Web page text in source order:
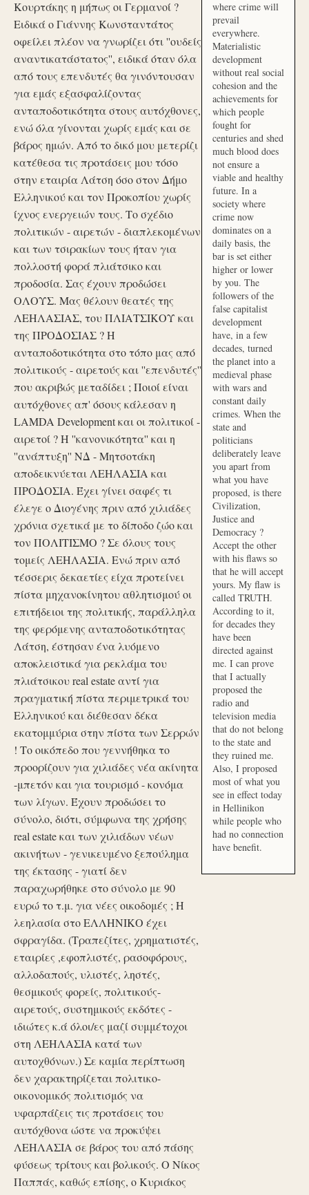
Κουρτάκης η μήπως οι Γερμανοί ?
Ειδικά ο Γιάννης Κωνσταντάτος
οφείλει πλέον να γνωρίζει ότι ''ουδείς
αναντικατάστατος'', ειδικά όταν όλα
από τους επενδυτές θα γινόντουσαν
για εμάς εξασφαλίζοντας
ανταποδοτικότητα στους αυτόχθονες,
ενώ όλα γίνονται χωρίς εμάς και σε
βάρος ημών. Από το δικό μου μετερίζι
κατέθεσα τις προτάσεις μου τόσο
στην εταιρία Λάτση όσο στον Δήμο
Ελληνικού και τον Προκοπίου χωρίς
ίχνος ενεργειών τους. Το σχέδιο
πολιτικών - αιρετών - διαπλεκομένων
και των τσιρακίων τους ήταν για
πολλοστή φορά πλιάτσικο και
προδοσία. Σας έχουν προδώσει
ΟΛΟΥΣ. Μας θέλουν θεατές της
ΛΕΗΛΑΣΙΑΣ, του ΠΛΙΑΤΣΙΚΟΥ και
της ΠΡΟΔΟΣΙΑΣ ? Η
ανταποδοτικότητα στο τόπο μας από
πολιτικούς - αιρετούς και ''επενδυτές''
που ακριβώς μεταδίδει ; Ποιοί είναι
αυτόχθονες απ' όσους κάλεσαν η
LAMDA Development και οι πολιτικοί -
αιρετοί ? Η ''κανονικότητα'' και η
''ανάπτυξη'' ΝΔ - Μητσοτάκη
αποδεικνύεται ΛΕΗΛΑΣΙΑ και
ΠΡΟΔΟΣΙΑ. Έχει γίνει σαφές τι
έλεγε ο Διογένης πριν από χιλιάδες
χρόνια σχετικά με το δίποδο ζώο και
τον ΠΟΛΙΤΙΣΜΟ ? Σε όλους τους
τομείς ΛΕΗΛΑΣΙΑ. Ενώ πριν από
τέσσερις δεκαετίες είχα προτείνει
πίστα μηχανοκίνητου αθλητισμού οι
επιτήδειοι της πολιτικής, παράλληλα
της φερόμενης ανταποδοτικότητας
Λάτση, έστησαν ένα λυόμενο
αποκλειστικά για ρεκλάμα του
πλιάτσικου real estate αντί για
πραγματική πίστα περιμετρικά του
Ελληνικού και διέθεσαν δέκα
εκατομμύρια στην πίστα των Σερρών
! Το οικόπεδο που γεννήθηκα το
προορίζουν για χιλιάδες νέα ακίνητα
-μπετόν και για τουρισμό - κονόμα
των λίγων. Έχουν προδώσει το
σύνολο, διότι, σύμφωνα της χρήσης
real estate και των χιλιάδων νέων
ακινήτων - γενικευμένο ξεπούλημα
της έκτασης - γιατί δεν
παραχωρήθηκε στο σύνολο με 90
ευρώ το τ.μ. για νέες οικοδομές ; Η
λεηλασία στο ΕΛΛΗΝΙΚΟ έχει
σφραγίδα. (Τραπεζίτες, χρηματιστές,
εταιρίες ,εφοπλιστές, ρασοφόρους,
αλλοδαπούς, υλιστές, ληστές,
θεσμικούς φορείς, πολιτικούς-
αιρετούς, συστημικούς εκδότες -
ιδιώτες κ.ά όλοι/ες μαζί συμμέτοχοι
στη ΛΕΗΛΑΣΙΑ κατά των
αυτοχθόνων.) Σε καμία περίπτωση
δεν χαρακτηρίζεται πολιτικο-
οικονομικός πολιτισμός να
υφαρπάζεις τις προτάσεις του
αυτόχθονα ώστε να προκύψει
ΛΕΗΛΑΣΙΑ σε βάρος του από πάσης
φύσεως τρίτους και βολικούς. Ο Νίκος
Παππάς, καθώς επίσης, ο Κυριάκος
where crime will
prevail
everywhere.
Materialistic
development
without real social
cohesion and the
achievements for
which people
fought for
centuries and shed
much blood does
not ensure a
viable and healthy
future. In a
society where
crime now
dominates on a
daily basis, the
bar is set either
higher or lower
by you. The
followers of the
false capitalist
development
have, in a few
decades, turned
the planet into a
medieval phase
with wars and
constant daily
crimes. When the
state and
politicians
deliberately leave
you apart from
what you have
proposed, is there
Civilization,
Justice and
Democracy ?
Accept the other
with his flaws so
that he will accept
yours. My flaw is
called TRUTH.
According to it,
for decades they
have been
directed against
me. I can prove
that I actually
proposed the
radio and
television media
that do not belong
to the state and
they ruined me.
Also, I proposed
most of what you
see in effect today
in Hellinikon
while people who
had no connection
have benefit.